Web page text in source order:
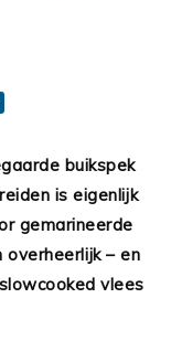
buikspek
is eigenlijk
gemarineerde
overheerlijk – en
vlees